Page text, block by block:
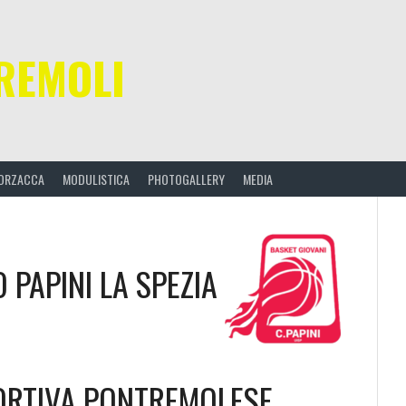
MODULISTICA PHOTOGALLERY MEDIA
LA SPEZIA